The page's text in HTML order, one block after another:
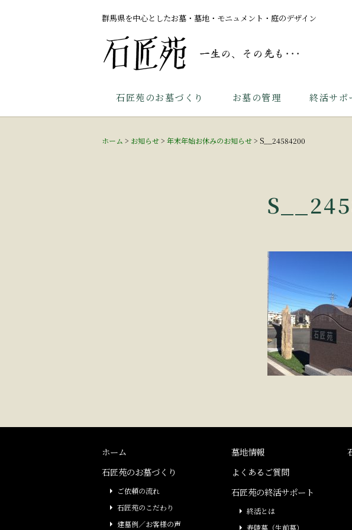
群馬県を中心としたお墓・墓地・モニュメント・庭のデザイン
石匠苑のお墓づくり お墓の管理 終活サポ
ホーム > お知らせ> 年末年始お休みのお知らせ> S__24584200
ホーム
石匠苑のお墓づくり
ご依頼の流れ
石匠苑のこだわり
建墓例／お客様の声
墓地情報
よくあるご質問
石匠苑の終活サポート
終活とは
寿陵墓（生前墓）